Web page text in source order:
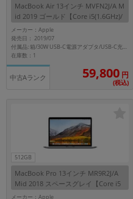
MacBook Air 13インチ MVFN2J/A M
id 2019 ゴールド【Core i5(1.6GHz)/
16GB/256GB SSD】
メーカー：Apple
発売日： 2019/07
付属品: 箱/30W USB-C電源アダプタ/USB-C充電ケーブル/マニュアル
在庫数：1
中古Aランク 59,800 円
(税込)
512GB
MacBook Pro 13インチ MR9R2J/A
Mid 2018 スペースグレイ【Core i5
(2.3GHz)/16GB/512GB SSD】
メーカー：Apple
人気の検索ワード：Let's noteEliteBookMacBook
カテゴリー
商品ジャンルの絞り込み
「スマートフォン」「タブレット」など
シリーズ
商品シリーズ名・ブランド名の絞り込み。
製造、販売メーカーの絞り込み
「Apple」「SONY」「SHARP」など
機能・特徴
商品の搭載機能による絞り込み